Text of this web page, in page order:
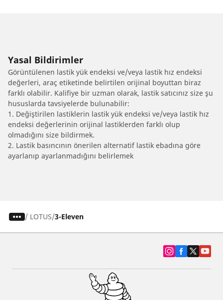
Yasal Bildirimler
Görüntülenen lastik yük endeksi ve/veya lastik hız endeksi
değerleri, araç etiketinde belirtilen orijinal boyuttan biraz
farklı olabilir. Kalifiye bir uzman olarak, lastik satıcınız size şu
hususlarda tavsiyelerde bulunabilir:
1. Değiştirilen lastiklerin lastik yük endeksi ve/veya lastik hız
endeksi değerlerinin orijinal lastiklerden farklı olup
olmadığını size bildirmek.
2. Lastik basıncının önerilen alternatif lastik ebadına göre
ayarlanıp ayarlanmadığını belirlemek
/ LOTUS 3-Eleven